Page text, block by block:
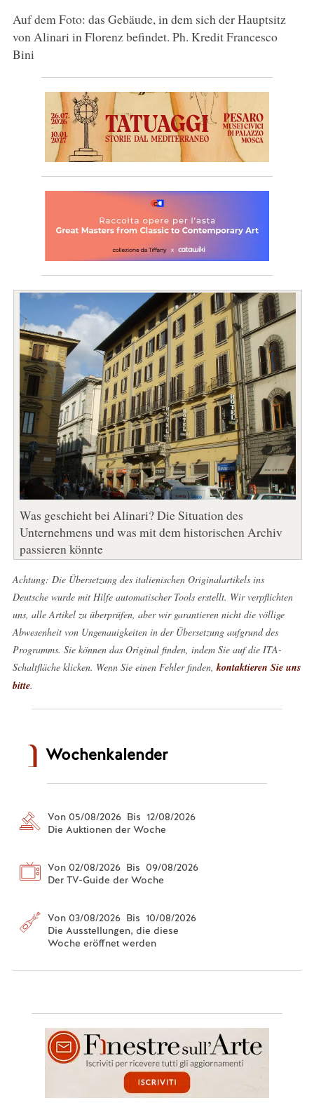
Auf dem Foto: das Gebäude, in dem sich der Hauptsitz
von Alinari in Florenz befindet. Ph. Kredit Francesco
Bini
Was geschieht bei Alinari? Die Situation des
Unternehmens und was mit dem historischen Archiv
passieren könnte
Achtung: Die Übersetzung des italienischen Originalartikels ins
Deutsche wurde mit Hilfe automatischer Tools erstellt. Wir verpflichten
uns, alle Artikel zu überprüfen, aber wir garantieren nicht die völlige
Abwesenheit von Ungenauigkeiten in der Übersetzung aufgrund des
Programms. Sie können das Original finden, indem Sie auf die ITA-
Schaltfläche klicken. Wenn Sie einen Fehler finden, kontaktieren Sie uns
bitte.
Wochenkalender
Von 05/08/2026 Bis 12/08/2026
Die Auktionen der Woche
Von 02/08/2026 Bis 09/08/2026
Der TV-Guide der Woche
Von 03/08/2026 Bis 10/08/2026
Die Ausstellungen, die diese
Woche eröffnet werden